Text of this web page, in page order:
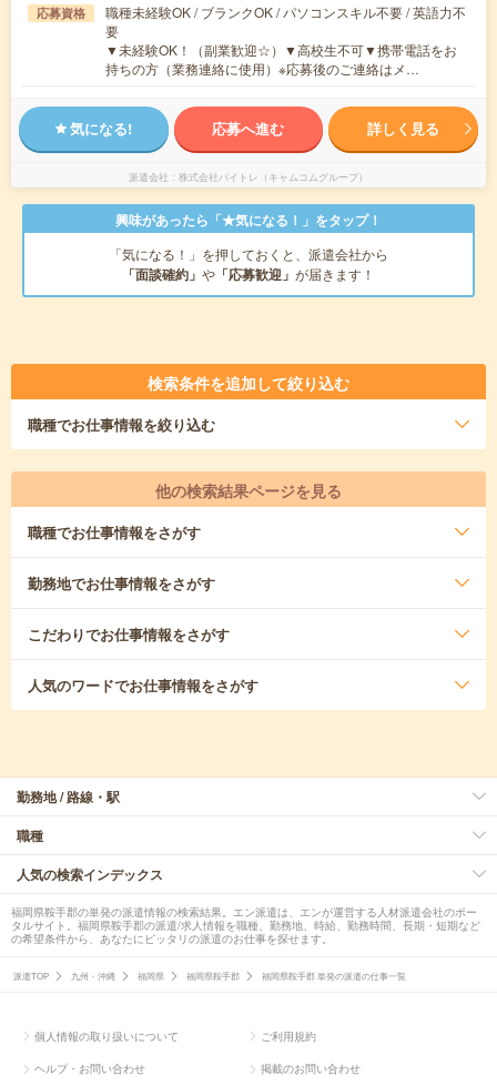
応募資格
職種未経験OK / ブランクOK / パソコンスキル不要 / 英語力不
要
▼未経験OK！（副業歓迎☆）▼高校生不可▼携帯電話をお
持ちの方（業務連絡に使用）※応募後のご連絡はメ…
気になる! 応募へ進む 詳しく見る
派遣会社 株式会社バイトレ（キャムコムグループ）
興味があったら「★気になる！」をタップ！
「気になる！」を押しておくと、派遣会社から
「面談確約」 や 「応募歓迎」 が届きます！
検索条件を追加して絞り込む
職種でお仕事情報を絞り込む
他の検索結果ページを見る
職種でお仕事情報をさがす
勤務地でお仕事情報をさがす
こだわりでお仕事情報をさがす
人気のワードでお仕事情報をさがす
勤務地 / 路線・駅
職種
人気の検索インデックス
福岡県鞍手郡の単発の派遣情報の検索結果。エン派遣は、エンが運営する人材派遣会社のポー
タルサイト。福岡県鞍手郡の派遣/求人情報を職種、勤務地、時給、勤務時間、長期・短期など
の希望条件から、あなたにピッタリの派遣のお仕事を探せます。
派遣TOP 九州・沖縄 福岡県 福岡県鞍手郡 福岡県鞍手郡 単発の派遣の仕事一覧
個人情報の取り扱いについて ご利用規約
ヘルプ・お問い合わせ 掲載のお問い合わせ